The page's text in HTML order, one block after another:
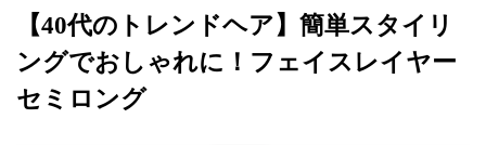
【40代のトレンドヘア】簡単スタイリ
ングでおしゃれに！フェイスレイヤー
セミロング